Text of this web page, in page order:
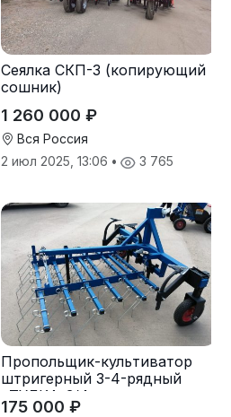
Сеялка СКП-3 (копирующий
сошник)
1 260 000 ₽
Вся Россия
2 июл 2025, 13:06 • 3 765
Пропольщик-культиватор
штригерный 3-4-рядный
«ТУЛКА-3/4»
175 000 ₽